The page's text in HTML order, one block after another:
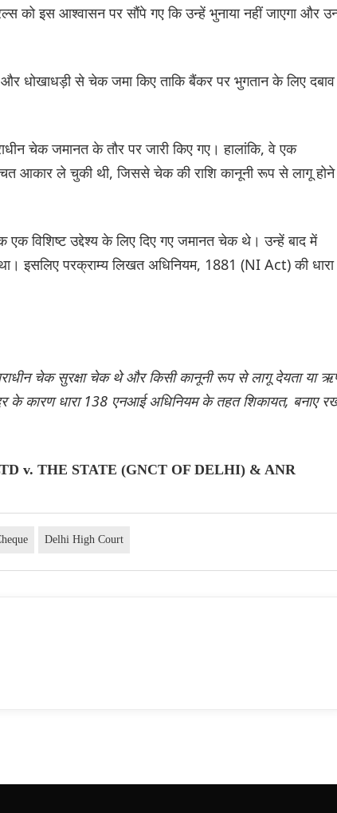
को इस आश्वासन पर सौंपे गए कि उन्हें भुनाया नहीं जाएगा और
धोखाधड़ी से चेक जमा किए ताकि बैंकर पर भुगतान के लिए दबाव
चेक जमानत के तौर पर जारी किए गए। हालांकि, वे एक
आकार ले चुकी थी, जिससे चेक की राशि कानूनी रूप से लागू होने
एक विशिष्ट उद्देश्य के लिए दिए गए जमानत चेक थे। उन्हें बाद में
इसलिए परक्राम्य लिखत अधिनियम, 1881 (NI Act) की धारा
चेक सुरक्षा चेक थे और किसी कानूनी रूप से लागू देयता या
के कारण धारा 138 एनआई अधिनियम के तहत शिकायत, बनाए
v. THE STATE (GNCT OF DELHI) & ANR
Delhi High Court